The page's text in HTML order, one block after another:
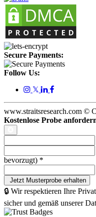
Secure Payments:
Follow Us:
𝕏
www.straitsresearch.com ©
Kostenlose Probe
bevorzugt) *
🔒 Wir respektieren Ihre
sicher und gemäß unserer